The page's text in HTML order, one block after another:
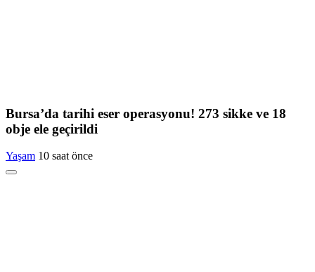
Bursa’da tarihi eser operasyonu! 273 sikke ve 18
obje ele geçirildi
Yaşam 10 saat önce